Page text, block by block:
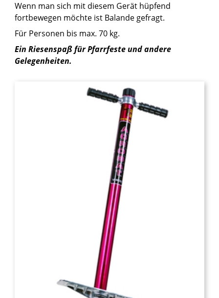
Wenn man sich mit diesem Gerät hüpfend
fortbewegen möchte ist Balande gefragt.
Für Personen bis max. 70 kg.
Ein Riesenspaß für Pfarrfeste und andere
Gelegenheiten.